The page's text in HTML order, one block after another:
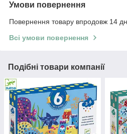
Умови повернення
Повернення товару впродовж 14
Всі умови повернення
Подібні товари компанії